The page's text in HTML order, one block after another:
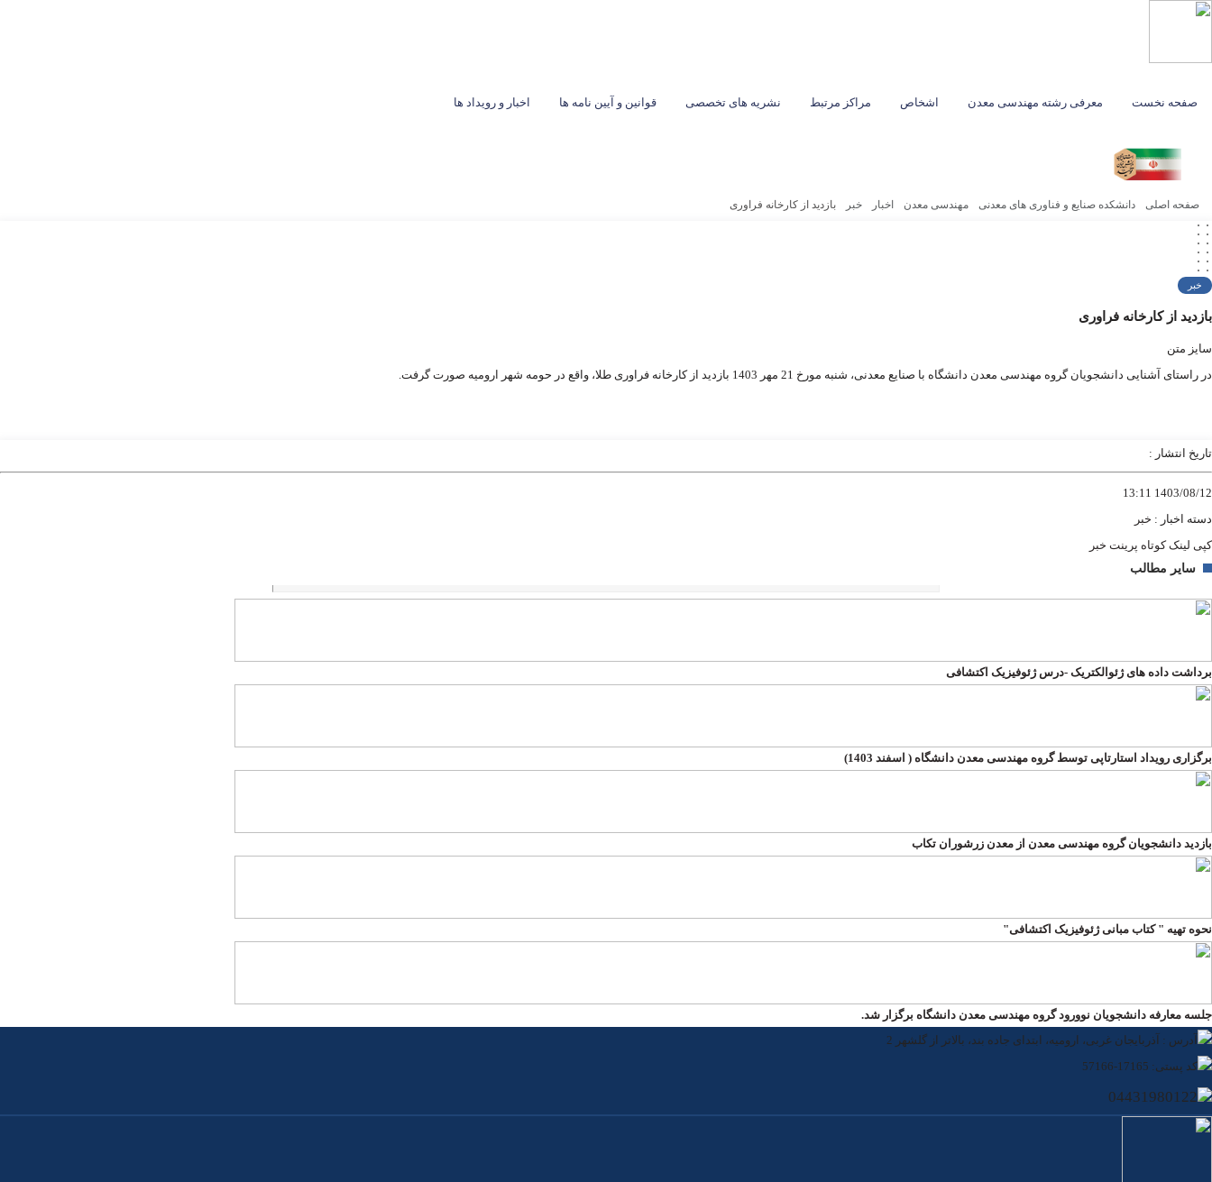
صفحه نخست معرفی رشته مهندسی معدن اشخاص مراکز مرتبط نشریه های تخصصی قوانین و آیین نامه ها اخبار و رویداد ها
صفحه اصلی دانشکده صنایع و فناوری های معدنی مهندسی معدن اخبار خبر بازدید از کارخانه فراوری
خبر
بازدید از کارخانه فراوری
سایز متن
در راستای آشنایی دانشجویان گروه مهندسی معدن دانشگاه با صنایع معدنی، شنبه مورخ 21 مهر 1403 بازدید از کارخانه فراوری طلا، واقع در حومه شهر ارومیه صورت گرفت.
تاریخ انتشار :
1403/08/12 13:11
دسته اخبار : خبر
کپی لینک کوتاه پرینت خبر
سایر مطالب
برداشت داده های ژئوالکتریک -درس ژئوفیزیک اکتشافی
برگزاری رویداد استارتاپی توسط گروه مهندسی معدن دانشگاه ( اسفند 1403)
بازدید دانشجویان گروه مهندسی معدن از معدن زرشوران تکاب
نحوه تهیه " کتاب مبانی ژئوفیزیک اکتشافی"
جلسه معارفه دانشجویان نوورود گروه مهندسی معدن دانشگاه برگزار شد.
آدرس : آذربایجان غربی، ارومیه، ابتدای جاده بند، بالاتر از گلشهر 2
کد پستی: 17165-57166
04431980122